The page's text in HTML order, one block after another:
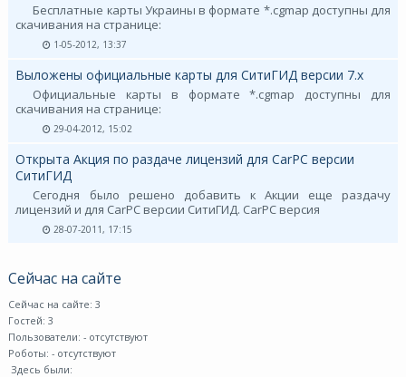
Бесплатные карты Украины в формате *.cgmap доступны для
скачивания на странице:
1-05-2012, 13:37
Выложены официальные карты для СитиГИД версии 7.х
Официальные карты в формате *.cgmap доступны для
скачивания на странице:
29-04-2012, 15:02
Открыта Акция по раздаче лицензий для CarPC версии
СитиГИД
Сегодня было решено добавить к Акции еще раздачу
лицензий и для CarPC версии СитиГИД. CarPC версия
28-07-2011, 17:15
Сейчас на сайте
Сейчас на сайте: 3
Гостей: 3
Пользователи: - отсутствуют
Роботы: - отсутствуют
Здесь были: